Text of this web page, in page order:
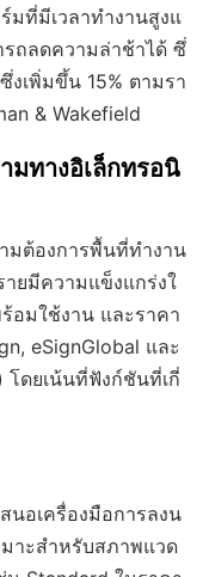
ที่มีเวลาทำงานสูงแ
ถลดความล่าช้าได้ ซึ่
เพิ่มขึ้น 15% ตามรา
& Wakefield
มทางอิเล็กทรอนิ
มต้องการพื้นที่ทำงาน
ยมีความแข็งแกร่งใ
อมใช้งาน และราคา
eSignGlobal และ
ดยเน้นที่ฟังก์ชันที่เกี่
นอเครื่องมือการลงน
าะสำหรับสภาพแวด